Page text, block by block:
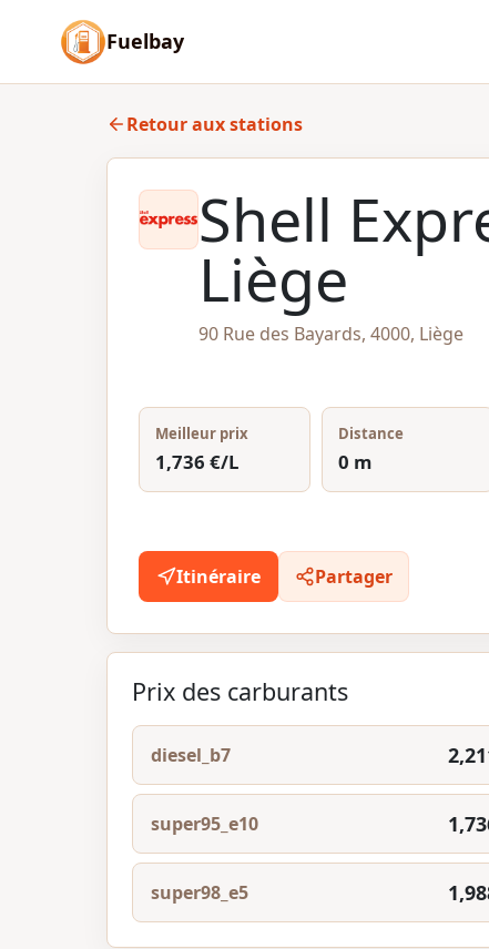
Fuelbay
Retour aux stations
Shell
Liège
90 Rue des Bayards, 4000, Liège
Meilleur prix
1,736 €/L
Distance
0 m
Itinéraire Partager
Prix des carburants
diesel_b7
super95_e10
super98_e5